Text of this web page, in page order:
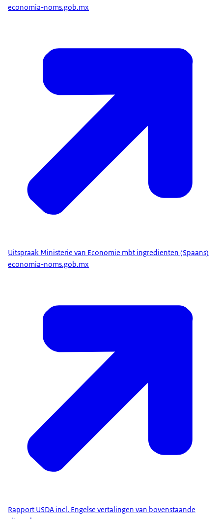
economia-noms.gob.mx
Uitspraak Ministerie van Economie mbt ingredienten (Spaans)
economia-noms.gob.mx
Rapport USDA incl. Engelse vertalingen van bovenstaande